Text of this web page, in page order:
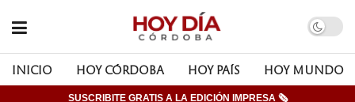
INICIO HOY CÓRDOBA HOY PAÍS HOY MUNDO
SUSCRIBITE GRATIS A LA EDICIÓN IMPRESA 🗞